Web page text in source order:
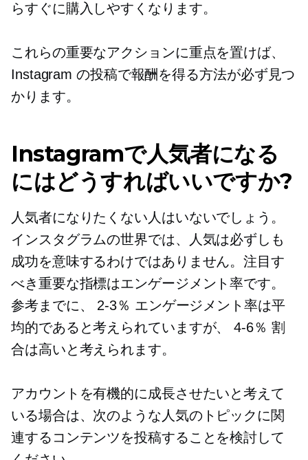
らすぐに購入しやすくなります。
これらの重要なアクションに重点を置けば、
Instagram の投稿で報酬を得る方法が必ず見つ
かります。
Instagramで人気者になる
にはどうすればいいですか?
人気者になりたくない人はいないでしょう。
インスタグラムの世界では、人気は必ずしも
成功を意味するわけではありません。注目す
べき重要な指標はエンゲージメント率です。
参考までに、 2-3％ エンゲージメント率は平
均的であると考えられていますが、4-6％ 割
合は高いと考えられます。
アカウントを有機的に成長させたいと考えて
いる場合は、次のような人気のトピックに関
連するコンテンツを投稿することを検討して